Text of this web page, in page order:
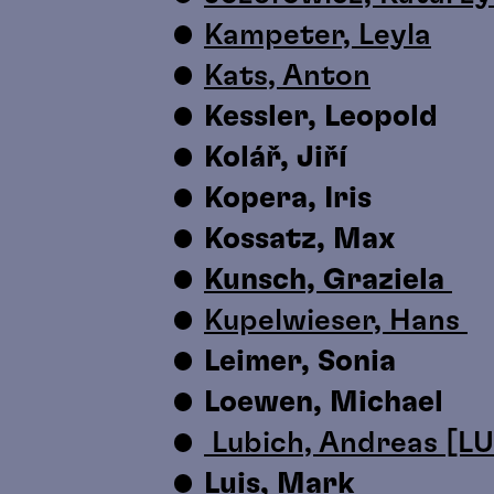
Kampeter, Leyla
Kats, Anton
Kessler, Leopold
Kolář, Jiří
Kopera, Iris
Kossatz, Max
Kunsch, Graziela
Kupelwieser, Hans
Leimer, Sonia
Loewen, Michael
Lubich, Andreas
Luis, Mark